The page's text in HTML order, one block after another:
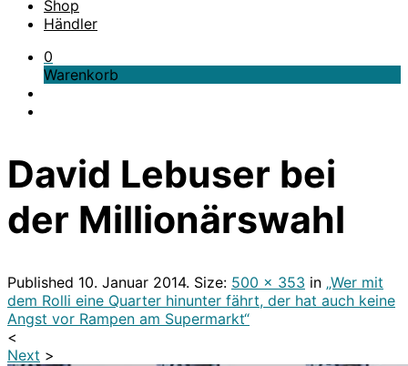
Shop
Händler
0
Warenkorb
David Lebuser bei
der Millionärswahl
Published 10. Januar 2014. Size: 500 × 353 in „Wer mit
dem Rolli eine Quarter hinunter fährt, der hat auch keine
Angst vor Rampen am Supermarkt“
<
Next >